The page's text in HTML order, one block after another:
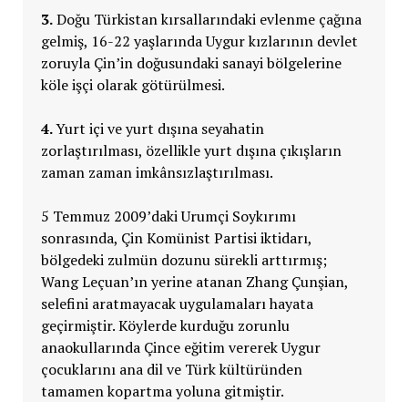
3.Doğu Türkistan kırsallarındaki evlenme çağına
gelmiş, 16-22 yaşlarında Uygur kızlarının devlet
zoruyla Çin’in doğusundaki sanayi bölgelerine
köle işçi olarak götürülmesi.
4.Yurt içi ve yurt dışına seyahatin
zorlaştırılması, özellikle yurt dışına çıkışların
zaman zaman imkânsızlaştırılması.
5 Temmuz 2009’daki Urumçi Soykırımı
sonrasında, Çin Komünist Partisi iktidarı,
bölgedeki zulmün dozunu sürekli arttırmış;
Wang Leçuan’ın yerine atanan Zhang Çunşian,
selefini aratmayacak uygulamaları hayata
geçirmiştir. Köylerde kurduğu zorunlu
anaokullarında Çince eğitim vererek Uygur
çocuklarını ana dil ve Türk kültüründen
tamamen kopartma yoluna gitmiştir.